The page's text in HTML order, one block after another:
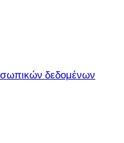
δεδομένων